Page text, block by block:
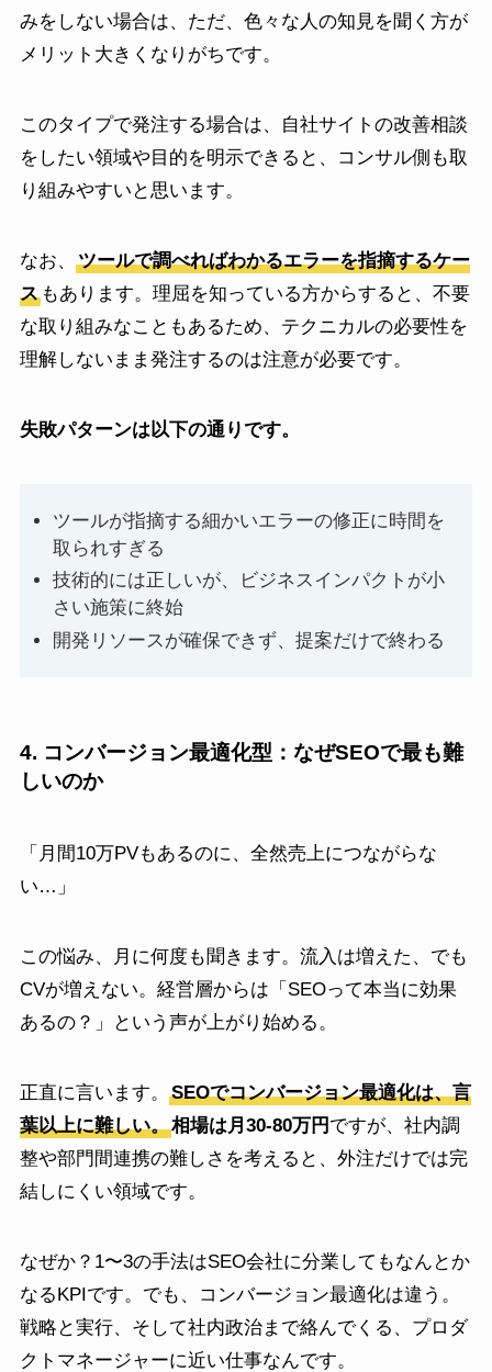
みをしない場合は、ただ、色々な人の知見を聞く方が
メリット大きくなりがちです。
このタイプで発注する場合は、自社サイトの改善相談
をしたい領域や目的を明示できると、コンサル側も取
り組みやすいと思います。
なお、
ツールで調べればわかるエラーを指摘するケー
スもあります。理屈を知っている方からすると、不要
な取り組みなこともあるため、テクニカルの必要性を
理解しないまま発注するのは注意が必要です。
失敗パターンは以下の通りです。
ツールが指摘する細かいエラーの修正に時間を
取られすぎる
技術的には正しいが、ビジネスインパクトが小
さい施策に終始
開発リソースが確保できず、提案だけで終わる
4. コンバージョン最適化型：なぜSEOで最も難
しいのか
「月間10万PVもあるのに、全然売上につながらな
い…」
この悩み、月に何度も聞きます。流入は増えた、でも
CVが増えない。経営層からは「SEOって本当に効果
あるの？」という声が上がり始める。
正直に言います。
SEOでコンバージョン最適化は、言
葉以上に難しい。相場は月30-80万円 ですが、社内調
整や部門間連携の難しさを考えると、外注だけでは完
結しにくい領域です。
なぜか？1〜3の手法はSEO会社に分業してもなんとか
なるKPIです。でも、コンバージョン最適化は違う。
戦略と実行、そして社内政治まで絡んでくる、プロダ
クトマネージャーに近い仕事なんです。